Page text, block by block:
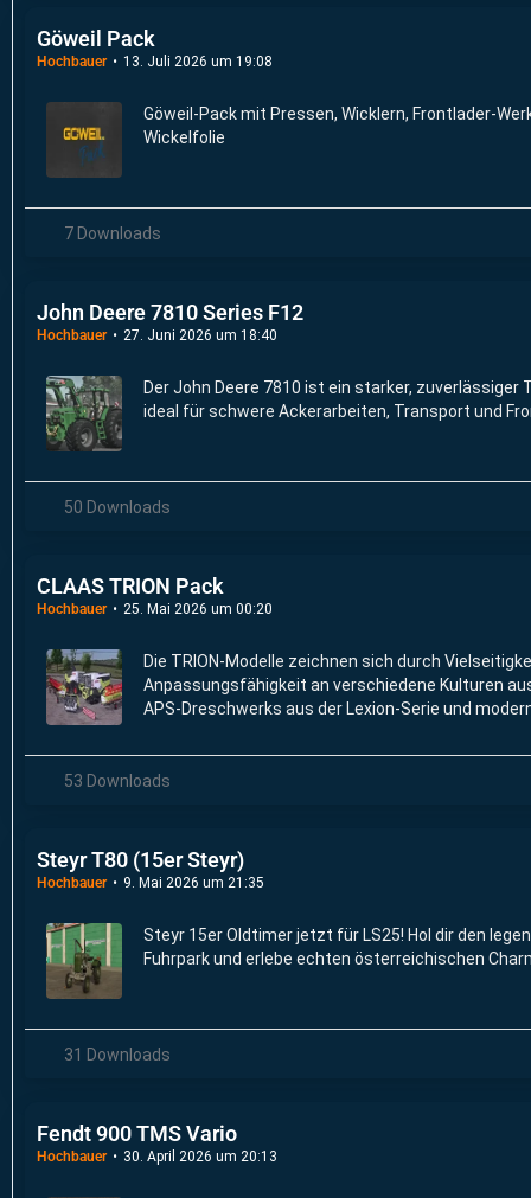
Göweil Pack
Hochbauer 13. Juli 2026 um 19:08
Göweil-Pack mit Pressen, Wicklern, Frontlader-
Wickelfolie
7 Downloads
John Deere 7810 Series F12
Hochbauer 27. Juni 2026 um 18:40
Der John Deere 7810 ist ein starker, zuverlässiger
ideal für schwere Ackerarbeiten, Transport und
50 Downloads
CLAAS TRION Pack
Hochbauer 25. Mai 2026 um 00:20
Die TRION-Modelle zeichnen sich durch
Anpassungsfähigkeit an verschiedene Kulturen
APS-Dreschwerks aus der Lexion-Serie und
53 Downloads
Steyr T80 (15er Steyr)
Hochbauer 9. Mai 2026 um 21:35
Steyr 15er Oldtimer jetzt für LS25! Hol dir den
Fuhrpark und erlebe echten österreichischen
31 Downloads
Fendt 900 TMS Vario
Hochbauer 30. April 2026 um 20:13